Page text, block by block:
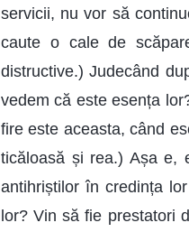
servicii, nu vor să
caute o cale de
distructive.) Judecând
vedem că este esența
fire este aceasta, când
ticăloasă și rea.) Așa e,
antihriștilor în credința
lor? Vin să fie prestatori